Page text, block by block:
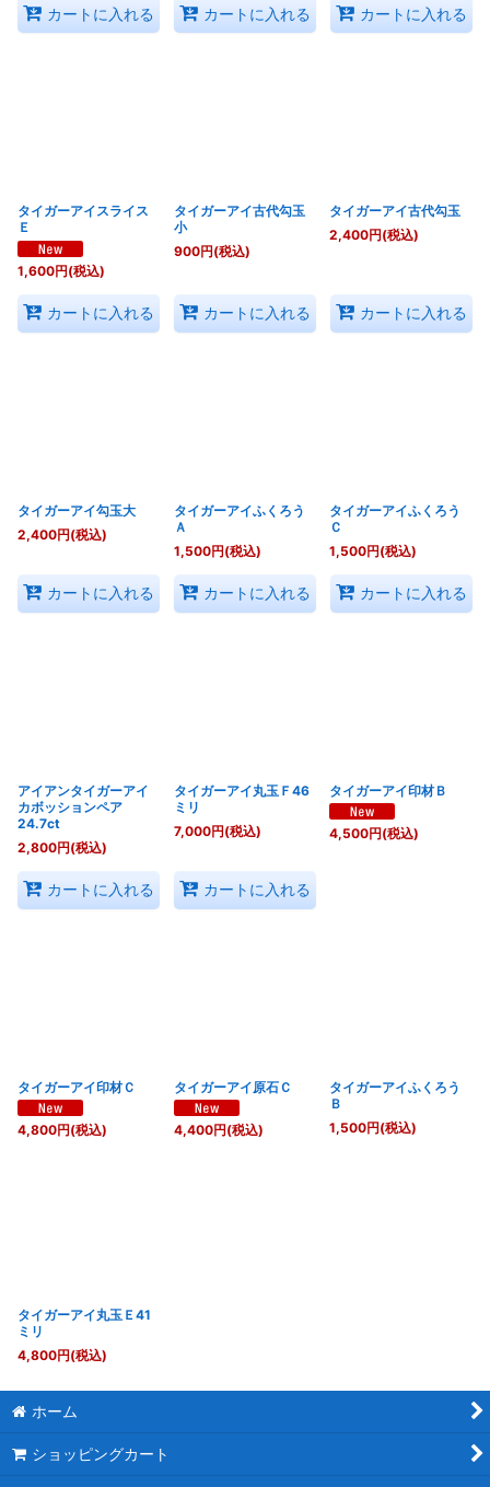
カートに入れる カートに入れる カートに入れる
タイガーアイスライス
Ｅ
1,600円(税込)
カートに入れる
タイガーアイ古代勾玉
小
900円(税込)
カートに入れる
タイガーアイ古代勾玉
2,400円(税込)
カートに入れる
タイガーアイ勾玉大
2,400円(税込)
カートに入れる
タイガーアイふくろう
Ａ
1,500円(税込)
カートに入れる
タイガーアイふくろう
Ｃ
1,500円(税込)
カートに入れる
アイアンタイガーアイ
カボッションペア
24.7ct
2,800円(税込)
カートに入れる
タイガーアイ丸玉Ｆ46
ミリ
7,000円(税込)
カートに入れる
タイガーアイ印材Ｂ
4,500円(税込)
タイガーアイ印材Ｃ
4,800円(税込)
タイガーアイ原石Ｃ
4,400円(税込)
タイガーアイふくろう
Ｂ
1,500円(税込)
タイガーアイ丸玉Ｅ41
ミリ
4,800円(税込)
ホーム
ショッピングカート